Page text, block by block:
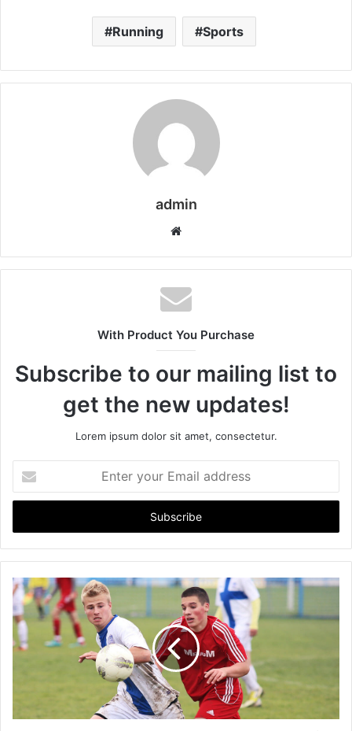
Running Sports
admin
Website
With Product You Purchase
Subscribe to our mailing list to
get the new updates!
Lorem ipsum dolor sit amet, consectetur.
your
Email